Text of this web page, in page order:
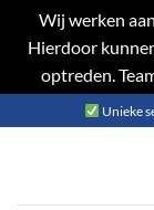
Wij werken
Hierdoor
optreden.
naar
Unieke